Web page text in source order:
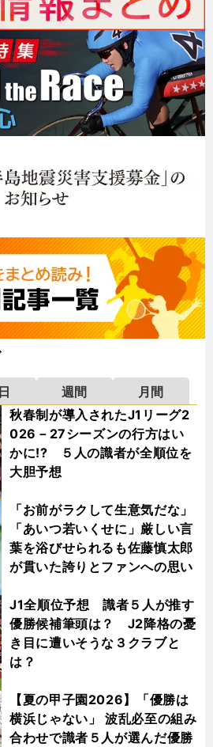
週間
月間
秋春制が導入されたJ1リーグ2
026－27シーズンの行方はい
かに!? ５人の識者が全順位を
大胆予想
「お前がラクして生意気だな」
「あいつ若いくせに」厳しい言
葉を浴びせられるも佐藤慎太郎
が貫いた誇りとファンへの思い
J1全順位予想 識者５人が推す
優勝候補筆頭は？ J2降格の憂
き目に遭いそうな３クラブと
は？
【夏の甲子園2026】「優勝は
横浜じゃない」 波乱必至の組み
合わせで識者５人が選んだ優勝